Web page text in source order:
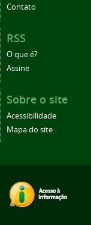
Contato
RSS
O que é?
Assine
Sobre o site
Acessibilidade
Mapa do site